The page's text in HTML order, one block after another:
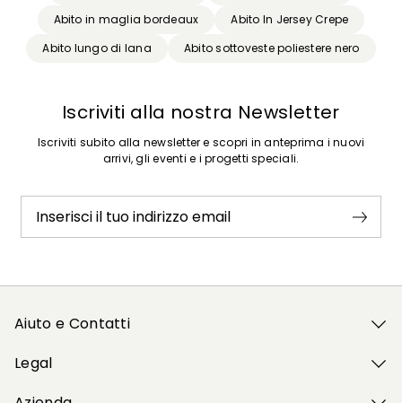
Abito in maglia bordeaux
Abito In Jersey Crepe
Abito lungo di lana
Abito sottoveste poliestere nero
Iscriviti alla nostra Newsletter
Iscriviti subito alla newsletter e scopri in anteprima i nuovi
arrivi, gli eventi e i progetti speciali.
Inserisci il tuo indirizzo email
Aiuto e Contatti
Legal